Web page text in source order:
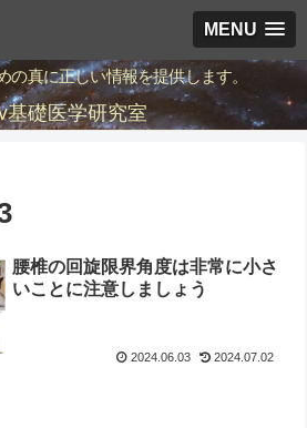
MENU
の真に正しい情報を提供します。
基礎医学研究室
腰椎の回旋限界角度は非常に小さ
いことに注意しましょう
2024.06.03 2024.07.02